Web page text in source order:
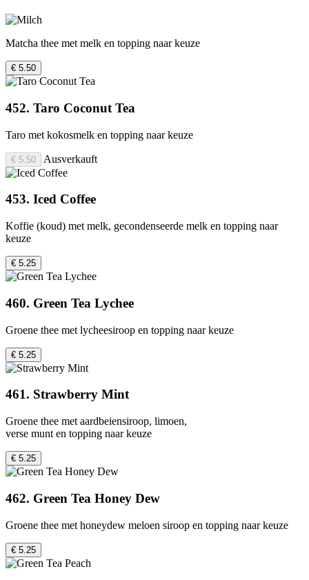
Matcha thee met melk en topping naar keuze
€ 5.50
452. Taro Coconut Tea
Taro met kokosmelk en topping naar keuze
€ 5.50 Ausverkauft
453. Iced Coffee
Koffie (koud) met melk, gecondenseerde melk en topping naar
keuze
€ 5.25
460. Green Tea Lychee
Groene thee met lycheesiroop en topping naar keuze
€ 5.25
461. Strawberry Mint
Groene thee met aardbeiensiroop, limoen,
verse munt en topping naar keuze
€ 5.25
462. Green Tea Honey Dew
Groene thee met honeydew meloen siroop en topping naar keuze
€ 5.25